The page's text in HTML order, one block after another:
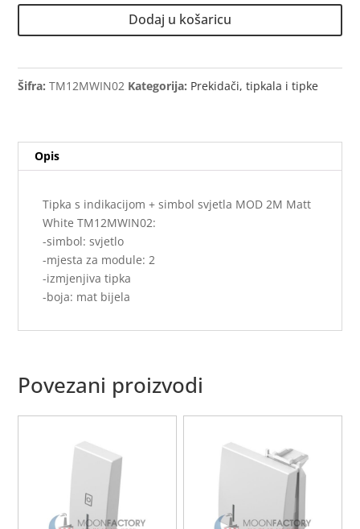
indikacijom
svjetla
MOD
White
količina
Dodaj u košaricu
Šifra:TM12MWIN02 Kategorija: Prekidači, tipkala i tipke
Opis
Tipka s indikacijom + simbol svjetla MOD 2M Matt
White TM12MWIN02:
-simbol: svjetlo
-mjesta za module: 2
-izmjenjiva tipka
-boja: mat bijela
Povezani proizvodi